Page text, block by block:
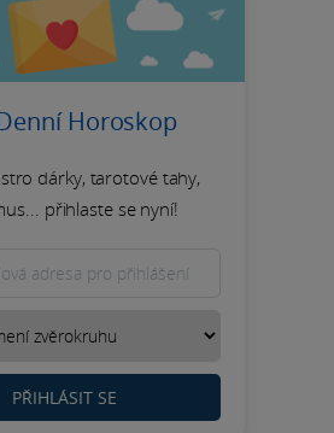
Horoskop
dárky, tarotové tahy,
přihlaste se nyní!
PŘIHLÁSIT SE